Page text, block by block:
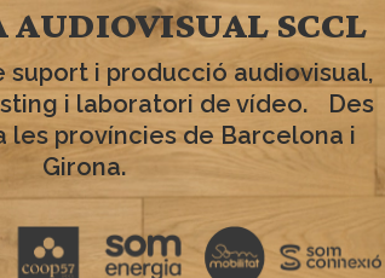
AUDIOVISUAL SCCL
suport i producció audiovisual,
i laboratori de vídeo. Des
les províncies de Barcelona i
Girona.